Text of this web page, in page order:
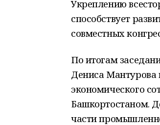
Укреплению
способствует
совместных
По итогам
Дениса Мантурова
экономического
Башкортостаном.
части